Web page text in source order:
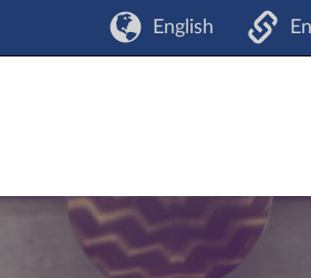
English